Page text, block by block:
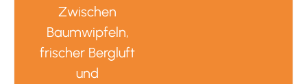
Zwischen
Baumwipfeln,
frischer Bergluft
und